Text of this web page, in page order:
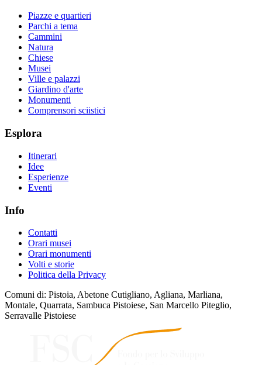
Piazze e quartieri
Parchi a tema
Cammini
Natura
Chiese
Musei
Ville e palazzi
Giardino d'arte
Monumenti
Comprensori sciistici
Esplora
Itinerari
Idee
Esperienze
Eventi
Info
Contatti
Orari musei
Orari monumenti
Volti e storie
Politica della Privacy
Comuni di: Pistoia, Abetone Cutigliano, Agliana, Marliana,
Montale, Quarrata, Sambuca Pistoiese, San Marcello Piteglio,
Serravalle Pistoiese